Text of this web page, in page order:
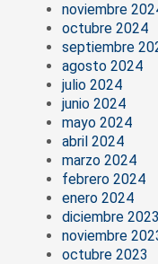
noviembre
octubre 2024
septiembre
agosto 2024
julio 2024
junio 2024
mayo 2024
abril 2024
marzo 2024
febrero 2024
enero 2024
diciembre 2023
noviembre
octubre 2023